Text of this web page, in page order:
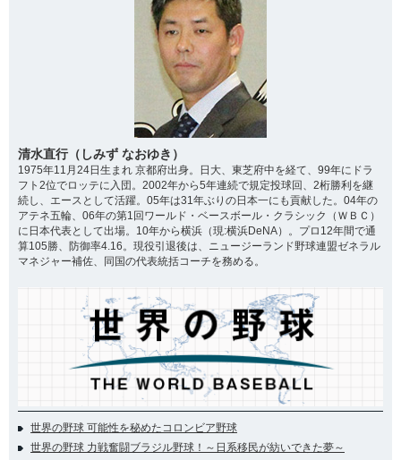
清水直行（しみず なおゆき）
1975年11月24日生まれ 京都府出身。日大、東芝府中を経て、99年にドラ
フト2位でロッテに入団。2002年から5年連続で規定投球回、2桁勝利を継
続し、エースとして活躍。05年は31年ぶりの日本一にも貢献した。04年の
アテネ五輪、06年の第1回ワールド・ベースボール・クラシック（ＷＢＣ）
に日本代表として出場。10年から横浜（現:横浜DeNA）。プロ12年間で通
算105勝、防御率4.16。現役引退後は、ニュージーランド野球連盟ゼネラル
マネジャー補佐、同国の代表統括コーチを務める。
世界の野球 可能性を秘めたコロンビア野球
世界の野球 力戦奮闘ブラジル野球！～日系移民が紡いできた夢～